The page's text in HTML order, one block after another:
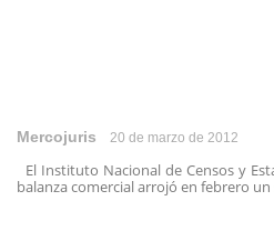
Mercojuris 20 de marzo de 2012
El Instituto Nacional de Censos y
balanza comercial arrojó en febrero